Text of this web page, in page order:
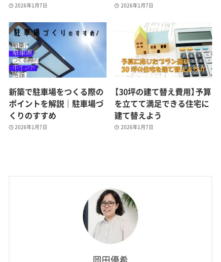
2026年1月7日 2026年1月7日
新築で駐車場をつくる際の
ポイントを解説｜駐車場づ
くりのすすめ
2026年1月7日
【30坪の建て替え費用】予算
を立てて満足できる住宅に
建て替えよう
2026年1月7日